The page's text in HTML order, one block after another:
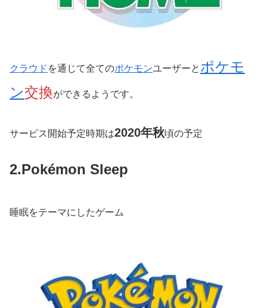
クラウド を通じて全てのポケモンユーザーと ポケモ
ン交換ができるようです。
サービス開始予定時期は2020年秋頃の予定
2.Pokémon Sleep
睡眠をテーマにしたゲーム